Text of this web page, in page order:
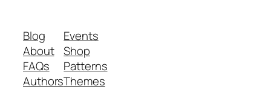
Blog
About
FAQs
Authors
Events
Shop
Patterns
Themes